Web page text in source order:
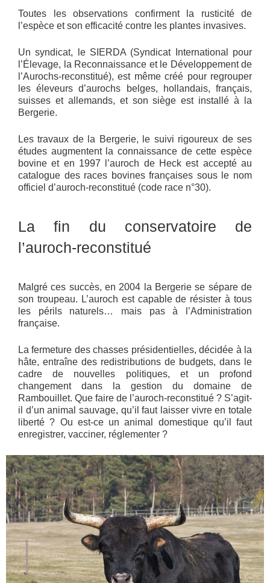
Toutes les observations confirment la rusticité de
l’espèce et son efficacité contre les plantes invasives.
Un syndicat, le SIERDA (Syndicat International pour
l’Élevage, la Reconnaissance et le Développement de
l’Aurochs-reconstitué), est même créé pour regrouper
les éleveurs d’aurochs belges, hollandais, français,
suisses et allemands, et son siège est installé à la
Bergerie.
Les travaux de la Bergerie, le suivi rigoureux de ses
études augmentent la connaissance de cette espèce
bovine et en 1997 l’auroch de Heck est accepté au
catalogue des races bovines françaises sous le nom
officiel d’auroch-reconstitué (code race n°30).
La fin du conservatoire de
l’auroch-reconstitué
Malgré ces succès, en 2004 la Bergerie se sépare de
son troupeau. L’auroch est capable de résister à tous
les périls naturels… mais pas à l’Administration
française.
La fermeture des chasses présidentielles, décidée à la
hâte, entraîne des redistributions de budgets, dans le
cadre de nouvelles politiques, et un profond
changement dans la gestion du domaine de
Rambouillet. Que faire de l’auroch-reconstitué ? S’agit-
il d’un animal sauvage, qu’il faut laisser vivre en totale
liberté ? Ou est-ce un animal domestique qu’il faut
enregistrer, vacciner, réglementer ?